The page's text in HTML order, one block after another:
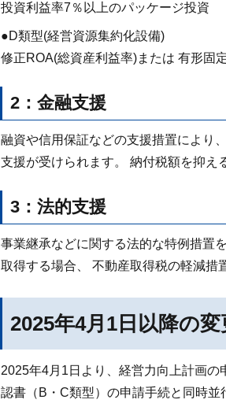
投資利益率7％以上のパッケージ投資
●D類型(経営資源集約化設備)
修正ROA(総資産利益率)または 有形固
2：金融支援
融資や信用保証などの支援措置により
支援が受けられます。 納付税額を抑え
3：法的支援
事業継承などに関する法的な特例措置
取得する場合、 不動産取得税の軽減措
2025年4月1日以降の変
2025年4月1日より、経営力向上計画
認書（B・C類型）の申請手続と同時